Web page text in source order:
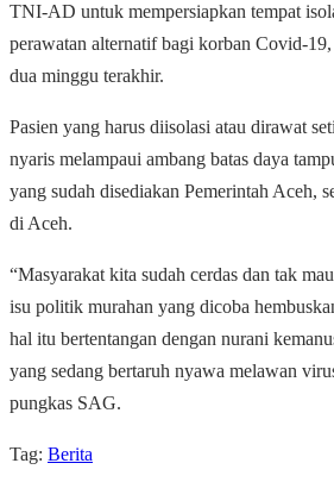
TNI-AD untuk mempersiapkan tempat
perawatan alternatif bagi korban Covid-
dua minggu terakhir.
Pasien yang harus diisolasi atau dirawat
nyaris melampaui ambang batas daya
yang sudah disediakan Pemerintah Aceh,
di Aceh.
“Masyarakat kita sudah cerdas dan tak
isu politik murahan yang dicoba
hal itu bertentangan dengan nurani
yang sedang bertaruh nyawa melawan
pungkas SAG.
Tag: Berita